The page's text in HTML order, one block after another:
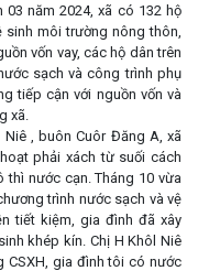
03 năm 2024, xã có 132 hộ
môi trường nông thôn,
vốn vay, các hộ dân trên
sạch và công trình phụ
tiếp cận với nguồn vốn và
xã.
, buôn Cuôr Đăng A, xã
phải xách từ suối cách
thì nước cạn. Tháng 10 vừa
trình nước sạch và vệ
tiết kiệm, gia đình đã xây
khép kín. Chị H Khôl Niê
CSXH, gia đình tôi có nước